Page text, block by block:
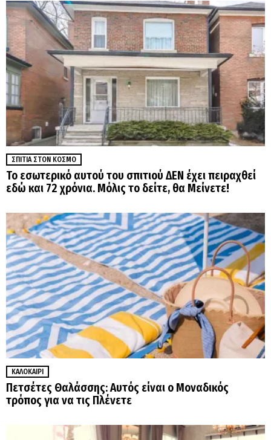
ΣΠΊΤΙΑ ΣΤΟΝ ΚΌΣΜΟ
Το εσωτερικό αυτού του σπιτιού ΔΕΝ έχει πειραχθεί
εδώ και 72 χρόνια. Μόλις το δείτε, θα Μείνετε!
ΚΑΛΟΚΑΊΡΙ
Πετσέτες Θαλάσσης: Αυτός είναι ο Μοναδικός
τρόπος για να τις Πλένετε